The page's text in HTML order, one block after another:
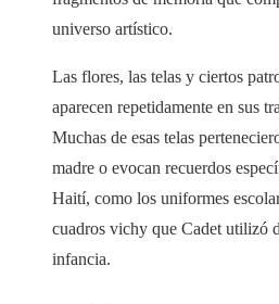
universo artístico.
Las flores, las telas y ciertos
aparecen repetidamente en sus
Muchas de esas telas
madre o evocan recuerdos
Haití, como los uniformes
cuadros vichy que Cadet utilizó
infancia.